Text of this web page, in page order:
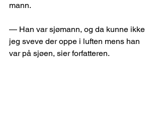
mann.
— Han var sjømann, og da kunne ikke
jeg sveve der oppe i luften mens han
var på sjøen, sier forfatteren.